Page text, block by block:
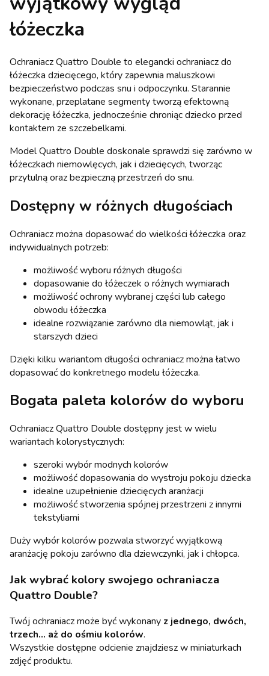
łóżeczka
Ochraniacz Quattro Double to elegancki ochraniacz do
łóżeczka dziecięcego, który zapewnia maluszkowi
bezpieczeństwo podczas snu i odpoczynku. Starannie
wykonane, przeplatane segmenty tworzą efektowną
dekorację łóżeczka, jednocześnie chroniąc dziecko przed
kontaktem ze szczebelkami.
Model Quattro Double doskonale sprawdzi się zarówno w
łóżeczkach niemowlęcych, jak i dziecięcych, tworząc
przytulną oraz bezpieczną przestrzeń do snu.
Dostępny w różnych długościach
Ochraniacz można dopasować do wielkości łóżeczka oraz
indywidualnych potrzeb:
możliwość wyboru różnych długości
dopasowanie do łóżeczek o różnych wymiarach
możliwość ochrony wybranej części lub całego
obwodu łóżeczka
idealne rozwiązanie zarówno dla niemowląt, jak i
starszych dzieci
Dzięki kilku wariantom długości ochraniacz można łatwo
dopasować do konkretnego modelu łóżeczka.
Bogata paleta kolorów do wyboru
Ochraniacz Quattro Double dostępny jest w wielu
wariantach kolorystycznych:
szeroki wybór modnych kolorów
możliwość dopasowania do wystroju pokoju dziecka
idealne uzupełnienie dziecięcych aranżacji
możliwość stworzenia spójnej przestrzeni z innymi
tekstyliami
Duży wybór kolorów pozwala stworzyć wyjątkową
aranżację pokoju zarówno dla dziewczynki, jak i chłopca.
Jak wybrać kolory swojego ochraniacza
Quattro Double?
Twój ochraniacz może być wykonany z jednego, dwóch,
trzech… aż do ośmiu kolorów.
Wszystkie dostępne odcienie znajdziesz w miniaturkach
zdjęć produktu.